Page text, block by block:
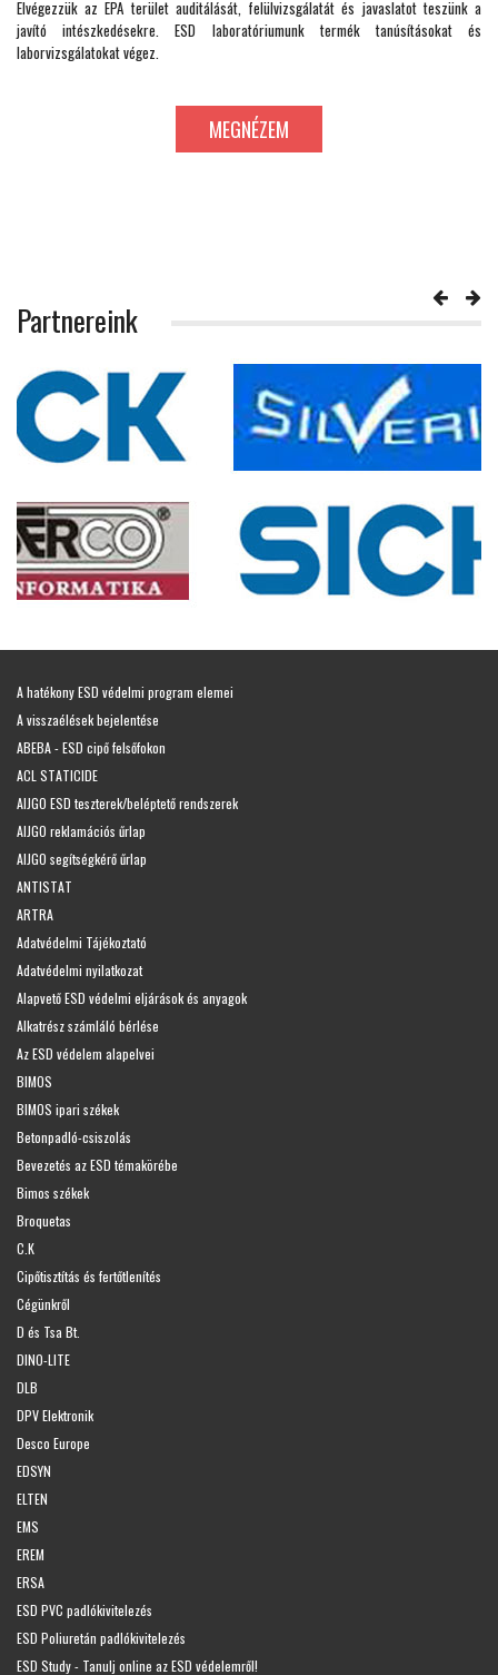
Elvégezzük az EPA terület auditálását, felülvizsgálatát és javaslatot teszünk a
javító intészkedésekre. ESD laboratóriumunk termék tanúsításokat és
laborvizsgálatokat végez.
MEGNÉZEM
Partnereink
A hatékony ESD védelmi program elemei
A visszaélések bejelentése
ABEBA - ESD cipő felsőfokon
ACL STATICIDE
AIJGO ESD teszterek/beléptető rendszerek
AIJGO reklamációs űrlap
AIJGO segítségkérő űrlap
ANTISTAT
ARTRA
Adatvédelmi Tájékoztató
Adatvédelmi nyilatkozat
Alapvető ESD védelmi eljárások és anyagok
Alkatrész számláló bérlése
Az ESD védelem alapelvei
BIMOS
BIMOS ipari székek
Betonpadló-csiszolás
Bevezetés az ESD témakörébe
Bimos székek
Broquetas
C.K
Cipőtisztítás és fertőtlenítés
Cégünkről
D és Tsa Bt.
DINO-LITE
DLB
DPV Elektronik
Desco Europe
EDSYN
ELTEN
EMS
EREM
ERSA
ESD PVC padlókivitelezés
ESD Poliuretán padlókivitelezés
ESD Study - Tanulj online az ESD védelemről!